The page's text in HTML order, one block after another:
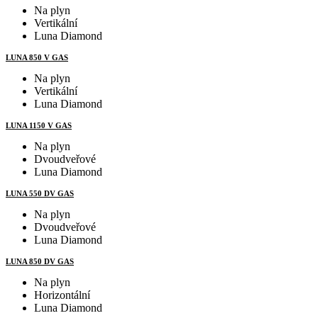
Na plyn
Vertikální
Luna Diamond
LUNA 850 V GAS
Na plyn
Vertikální
Luna Diamond
LUNA 1150 V GAS
Na plyn
Dvoudveřové
Luna Diamond
LUNA 550 DV GAS
Na plyn
Dvoudveřové
Luna Diamond
LUNA 850 DV GAS
Na plyn
Horizontální
Luna Diamond